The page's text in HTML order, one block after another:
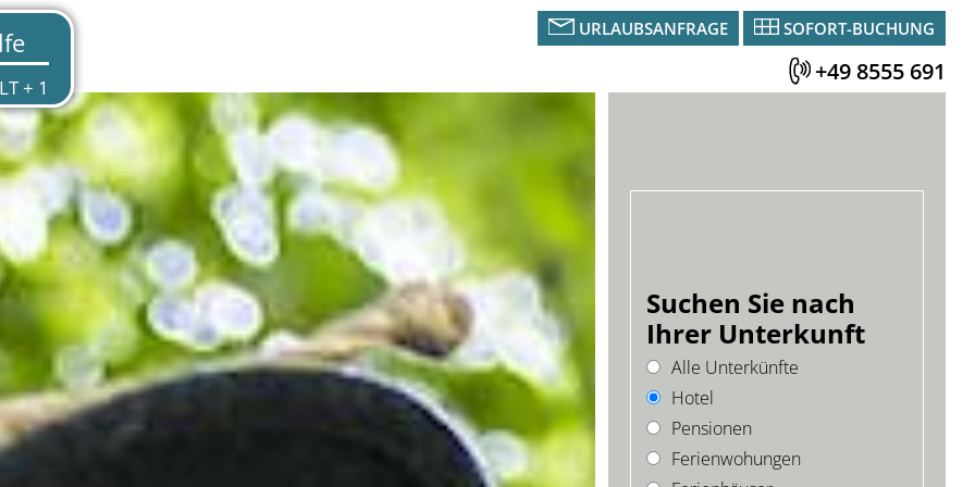
URLAUBSANFRAGE SOFORT-BUCHUNG
+49 8555 691
Suchen Sie nach
Ihrer Unterkunft
Alle Unterkünfte
Hotel
Pensionen
Ferienwohungen